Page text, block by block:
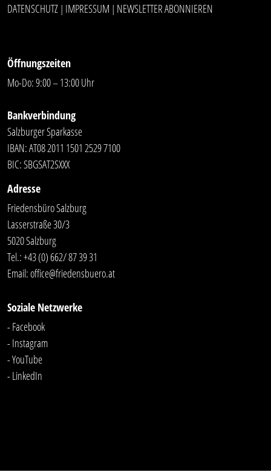
DATENSCHUTZ | IMPRESSUM | NEWSLETTER ABONNIEREN
Öffnungszeiten
Mo-Do: 9:00 – 13:00 Uhr
Bankverbindung
Salzburger Sparkasse
IBAN: AT08 2011 1501 2529 7100
BIC: SBGSAT2SXXX
Adresse
Friedensbüro Salzburg
Lasserstraße 30/3
5020 Salzburg
Tel.:+43 (0) 662/ 87 39 31
Email:office@friedensbuero.at
Soziale Netzwerke
- Facebook
- Instagram
- YouTube
- LinkedIn